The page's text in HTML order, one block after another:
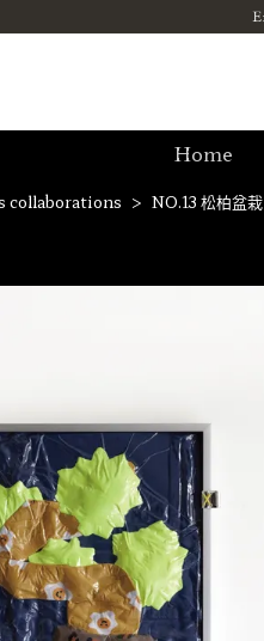
Home
collaborations NO.13 松柏盆栽